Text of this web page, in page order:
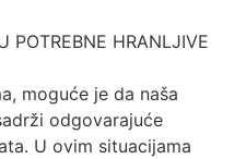
POTREBNE HRANLJIVE
moguće je da naša
odgovarajuće
U ovim situacijama